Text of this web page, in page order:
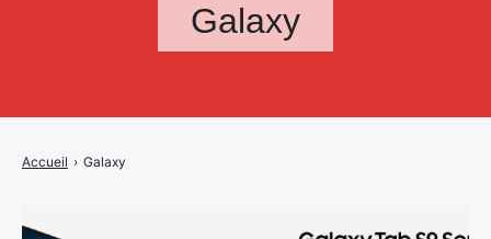
Galaxy
Accueil › Galaxy